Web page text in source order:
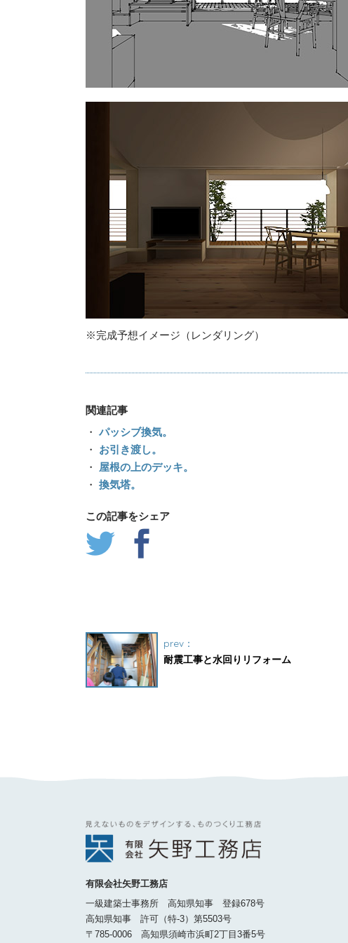
※完成予想イメージ（レンダリング）
関連記事
・ パッシブ換気。
・
お引き渡し。
・
屋根の上のデッキ。
・ 換気塔。
この記事をシェア
prev：
耐震工事と水回りリフォーム
有限会社矢野工務店
一級建築士事務所 高知県知事 登録678号
高知県知事 許可（特-3）第5503号
〒785-0006 高知県須崎市浜町2丁目3番5号